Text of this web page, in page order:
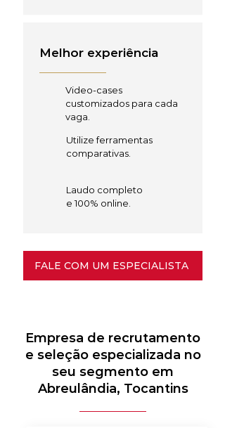
Melhor experiência
Video-cases
customizados para cada
vaga.
Utilize ferramentas
comparativas.
Laudo completo
e 100% online.
FALE COM UM ESPECIALISTA
Empresa de recrutamento
e seleção especializada no
seu segmento em
Abreulândia, Tocantins